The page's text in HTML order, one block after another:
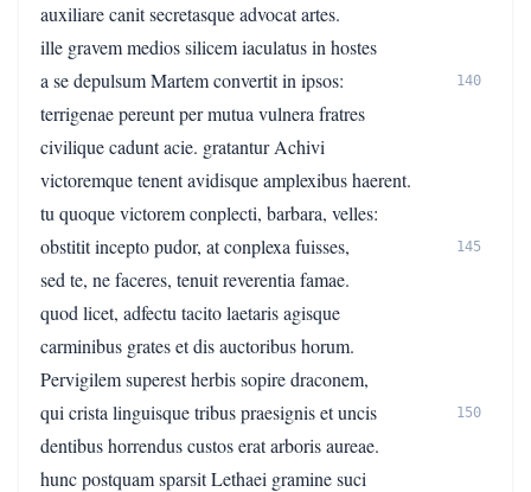
auxiliare canit secretasque advocat artes.
ille gravem medios silicem iaculatus in hostes
a se depulsum Martem convertit in ipsos:
140
terrigenae pereunt per mutua vulnera fratres
civilique cadunt acie. gratantur Achivi
victoremque tenent avidisque amplexibus haerent.
tu quoque victorem conplecti, barbara, velles:
obstitit incepto pudor, at conplexa fuisses,
145
sed te, ne faceres, tenuit reverentia famae.
quod licet, adfectu tacito laetaris agisque
carminibus grates et dis auctoribus horum.
Pervigilem superest herbis sopire draconem,
qui crista linguisque tribus praesignis et uncis
150
dentibus horrendus custos erat arboris aureae.
hunc postquam sparsit Lethaei gramine suci